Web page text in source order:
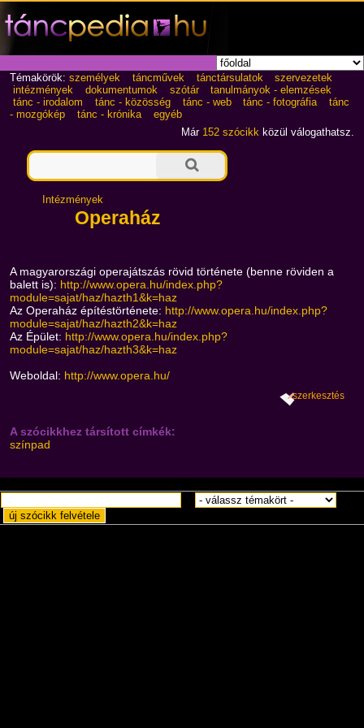
Témakörök: személyek táncművek tánctársulatok
szervezetek
intézmények
dokumentumok szótár
tanulmányok - elemzések
tánc - irodalom
tánc - közösség tánc - web tánc - fotográfia
tánc
- mozgókép
tánc - krónika
egyéb
Már 152 szócikk közül válogathatsz.
Intézmények
Operaház
A magyarországi operajátszás rövid története (benne röviden a
balett is): http://www.opera.hu/index.php?
module=sajat/haz/hazth1&k=haz
Az Operaház építéstörténete: http://www.opera.hu/index.php?
module=sajat/haz/hazth2&k=haz
Az Épület: http://www.opera.hu/index.php?
module=sajat/haz/hazth3&k=haz
Weboldal: http://www.opera.hu/
szerkesztés
A szócikkhez társított címkék:
színpad